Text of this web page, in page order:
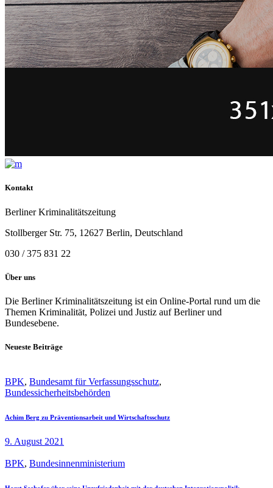
Kontakt
Berliner Kriminalitätszeitung
Stollberger Str. 75, 12627 Berlin, Deutschland
030 / 375 831 22
Über uns
Die Berliner Kriminalitätszeitung ist ein Online-Portal rund um die
Themen Kriminalität, Polizei und Justiz auf Berliner und
Bundesebene.
Neueste Beiträge
BPK, Bundesamt für Verfassungsschutz,
Bundessicherheitsbehörden
Achim Berg zu Präventionsarbeit und Wirtschaftsschutz
9. August 2021
BPK, Bundesinnenministerium